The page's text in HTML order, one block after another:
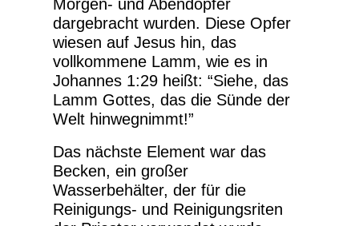
Morgen- und Abendopfer
dargebracht wurden. Diese Opfer
wiesen auf Jesus hin, das
vollkommene Lamm, wie es in
Johannes 1:29 heißt: “Siehe, das
Lamm Gottes, das die Sünde der
Welt hinwegnimmt!”
Das nächste Element war das
Becken, ein großer
Wasserbehälter, der für die
Reinigungs- und Reinigungsriten